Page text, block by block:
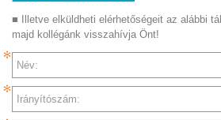
■ Illetve elküldheti elérhetőségeit az alábbi
majd kollégánk visszahívja Önt!
Név:
Irányítószám: